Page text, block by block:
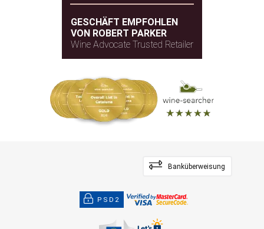
GESCHÄFT EMPFOHLEN
VON ROBERT PARKER
Wine Advocate Trusted Retailer
Banküberweisung
PSD2